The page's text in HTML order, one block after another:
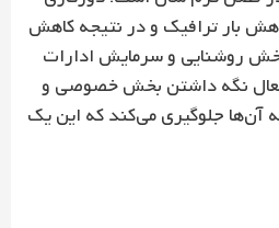
بار ترافیک و در نتیجه کاهش
روشنایی و سرمایش ادارات
فعال نگه داشتن بخش خصوصی و
آن‌ها جلوگیری می‌کند که این یک